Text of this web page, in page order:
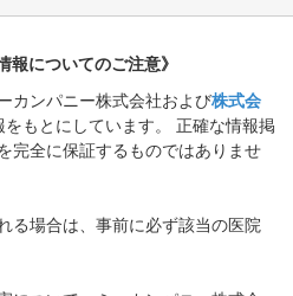
報についてのご注意》
カンパニー株式会社および株式会
をもとにしています。 正確な情報掲
完全に保証するものではありませ
る場合は、事前に必ず該当の医院